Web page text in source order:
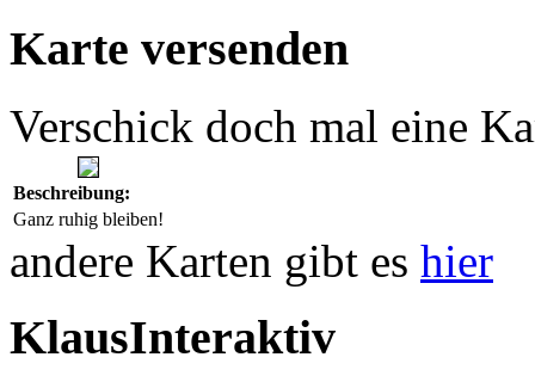
Karte versenden
Verschick doch mal eine
Beschreibung:
Ganz ruhig bleiben!
andere Karten gibt es hier
KlausInteraktiv